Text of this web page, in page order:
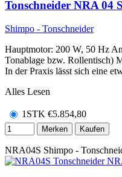
Tonschneider NRA 04
Shimpo - Tonschneider
Hauptmotor: 200 W, 50 Hz
Tonablage bzw. Rollentisch)
In der Praxis lässt sich eine
Alles Lesen
1STK €5.854,80
Merken Kaufen
NRA04S Shimpo -